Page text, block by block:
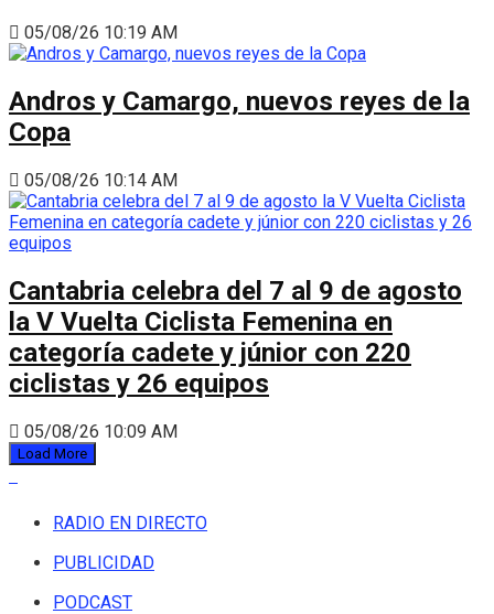
05/08/26 10:19 AM
Andros y Camargo, nuevos reyes de la
Copa
05/08/26 10:14 AM
Cantabria celebra del 7 al 9 de agosto
la V Vuelta Ciclista Femenina en
categoría cadete y júnior con 220
ciclistas y 26 equipos
05/08/26 10:09 AM
Load More
RADIO EN DIRECTO
PUBLICIDAD
PODCAST